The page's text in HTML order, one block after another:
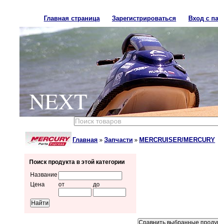
Главная страница Зарегистрироваться Вход с
NEXT
Главная » Запчасти » MERCRUISER/MERCURY
Поиск продукта в этой категории
Название
Цена
от до